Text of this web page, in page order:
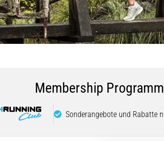
Membership Programm
Sonderangebote und Rabatte